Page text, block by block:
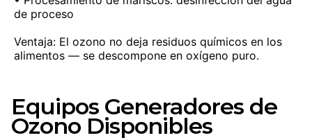
de proceso
Ventaja: El ozono no deja residuos químicos en los
alimentos — se descompone en oxígeno puro.
Equipos Generadores de
Ozono Disponibles